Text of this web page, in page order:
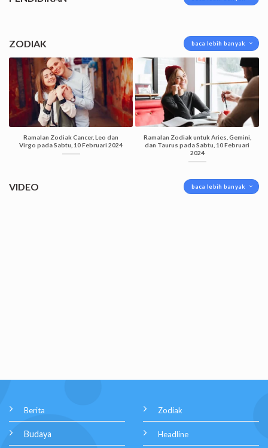
ZODIAK baca lebih banyak
Ramalan Zodiak Cancer, Leo dan
Virgo pada Sabtu, 10 Februari 2024
Ramalan Zodiak untuk Aries, Gemini,
dan Taurus pada Sabtu, 10 Februari
2024
VIDEO baca lebih banyak
Berita
Budaya
Zodiak
Headline